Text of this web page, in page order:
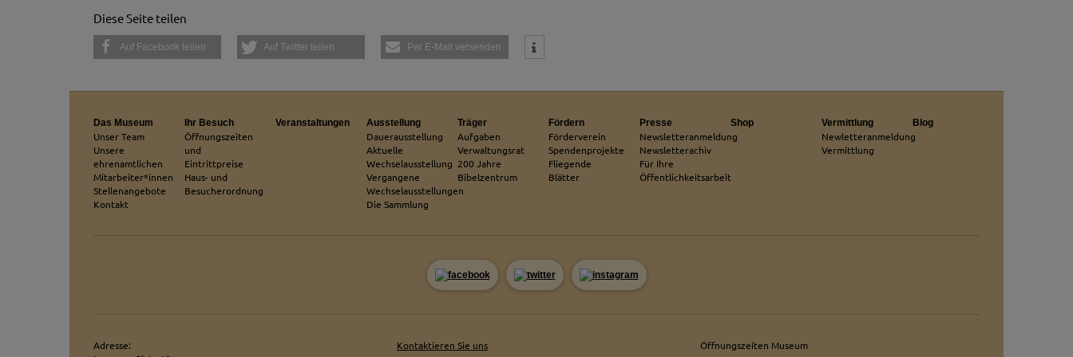
Diese Seite teilen
Auf Facebook teilen Auf Twitter teilen Per E-Mail versenden
Das Museum
Unser Team
Unsere
ehrenamtlichen
Mitarbeiter*innen
Stellenangebote
Kontakt
Ihr Besuch
Öffnungszeiten
und
Eintrittpreise
Haus- und
Besucherordnung
Veranstaltungen Ausstellung
Dauerausstellung
Aktuelle
Wechselausstellung
Vergangene
Wechselausstellungen
Die Sammlung
Träger
Aufgaben
Verwaltungsrat
200 Jahre
Bibelzentrum
Fördern
Förderverein
Spendenprojekte
Fliegende
Blätter
Presse
Newsletteranmeldung
Newsletterachiv
Für Ihre
Öffentlichkeitsarbeit
Shop Vermittlung
Newletteranmeldung
Vermittlung
Blog
Adresse:
Kontaktieren Sie uns Öffnungszeiten Museum